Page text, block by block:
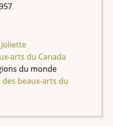
arts du Canada
du monde
beaux-arts du